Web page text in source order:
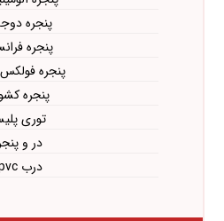
پنجره
پنجره
پنجره
پنجره
توری
در و
درب upvc